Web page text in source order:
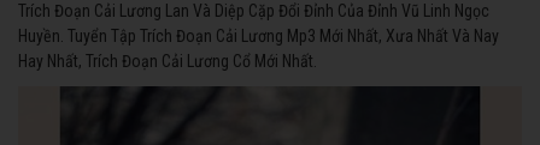
Trích Đoạn Cải Lương Lan Và Diệp Cặp Đổi Đỉnh Của Đỉnh Vũ Linh Ngọc
Huyền. Tuyển Tập Trích Đoạn Cải Lương Mp3 Mới Nhất, Xưa Nhất Và Nay
Hay Nhất, Trích Đoạn Cải Lương Cổ Mới Nhất.